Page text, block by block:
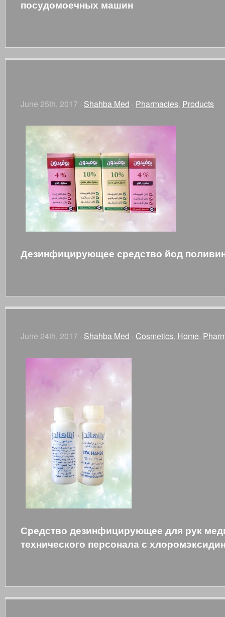
посудомоечных машин
June 25th, 2017 · Shahba Med · Pharmacies, Products
Дезинфицирующее средство йод
June 24th, 2017 · Shahba Med · Cosmetics, Home,
Средство дезинфицирующее для рук
технического персонала с